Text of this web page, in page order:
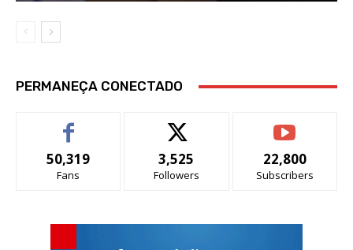
PERMANEÇA CONECTADO
50,319
Fans
3,525
Followers
22,800
Subscribers